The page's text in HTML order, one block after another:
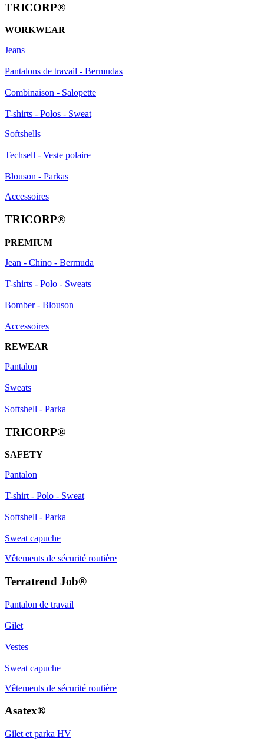
TRICORP®
WORKWEAR
Jeans
Pantalons de travail - Bermudas
Combinaison - Salopette
T-shirts - Polos - Sweat
Softshells
Techsell - Veste polaire
Blouson - Parkas
Accessoires
TRICORP®
PREMIUM
Jean - Chino - Bermuda
T-shirts - Polo - Sweats
Bomber - Blouson
Accessoires
REWEAR
Pantalon
Sweats
Softshell - Parka
TRICORP®
SAFETY
Pantalon
T-shirt - Polo - Sweat
Softshell - Parka
Sweat capuche
Vêtements de sécurité routière
Terratrend Job®​
Pantalon de travail
Gilet
Vestes
Sweat capuche
Vêtements de sécurité routière
Asatex®​
Gilet et parka HV